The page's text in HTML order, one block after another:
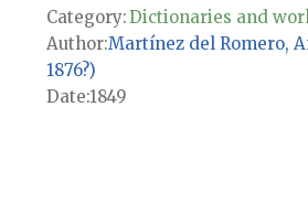
Category:Dictionaries and
Author Martínez del Romero,
1876?)
Date1849